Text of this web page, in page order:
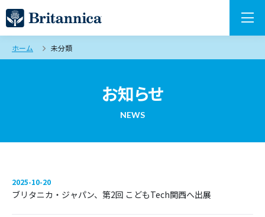
ホーム 未分類
お知らせ
NEWS
2025-10-20
ブリタニカ・ジャパン、第2回 こどもTech関西へ出展